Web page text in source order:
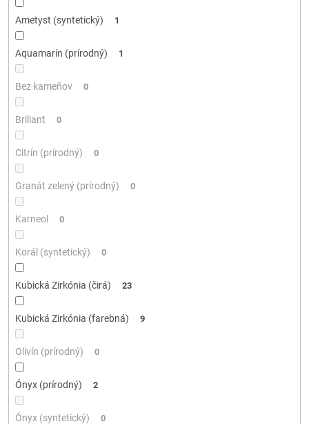
Ametyst (syntetický) 1
Aquamarín (prírodný) 1
Bez kameňov 0
Briliant 0
Citrín (prírodný) 0
Granát zelený (prírodný) 0
Karneol 0
Korál (syntetický) 0
Kubická Zirkónia (čirá) 23
Kubická Zirkónia (farebná) 9
Olivín (prírodný) 0
Ónyx (prírodný) 2
Ónyx (syntetický) 0